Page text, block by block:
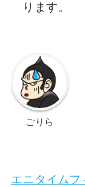
ります。
ごりら
エニタイム